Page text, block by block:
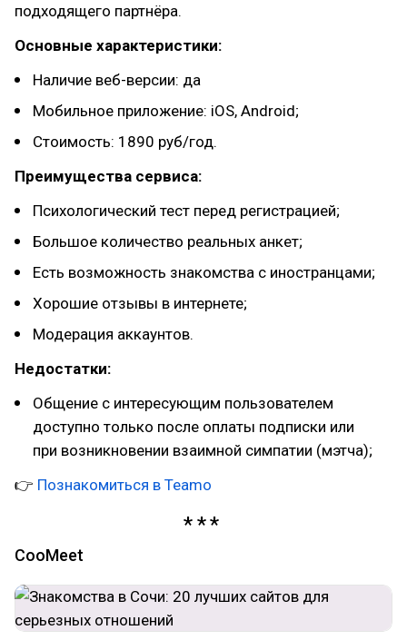
подходящего партнёра.
Основные характеристики:
Наличие веб-версии: да
Мобильное приложение: iOS, Android;
Стоимость: 1890 руб/год.
Преимущества сервиса:
Психологический тест перед регистрацией;
Большое количество реальных анкет;
Есть возможность знакомства с иностранцами;
Хорошие отзывы в интернете;
Модерация аккаунтов.
Недостатки:
Общение с интересующим пользователем
доступно только после оплаты подписки или
при возникновении взаимной симпатии (мэтча);
👉 Познакомиться в Teamo
CooMeet